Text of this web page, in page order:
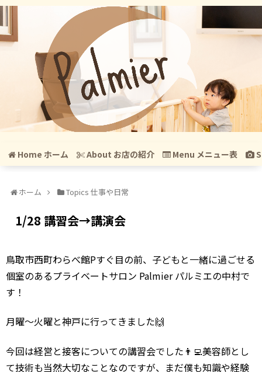
Home ホーム About お店の紹介 Menu メニュー表
ホーム Topics 仕事や日常
1/28 講習会→講演会
鳥取市西町わらべ館Pすぐ目の前、子どもと一緒に過ごせる
個室のあるプライベートサロン Palmier パルミエの中村で
す！
月曜〜火曜と神戸に行ってきました🙌
今回は経営と接客についての講習会でした👨‍💻美容師とし
て技術も当然大切なことなのですが、まだ僕も知識や経験